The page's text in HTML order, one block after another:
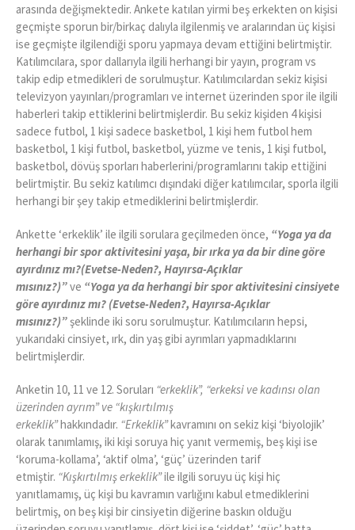
arasında değişmektedir. Ankete katılan yirmi beş erkekten on kişisi
geçmişte sporun bir/birkaç dalıyla ilgilenmiş ve aralarından üç kişisi
ise geçmişte ilgilendiği sporu yapmaya devam ettiğini belirtmiştir.
Katılımcılara, spor dallarıyla ilgili herhangi bir yayın, program vs
takip edip etmedikleri de sorulmuştur. Katılımcılardan sekiz kişisi
televizyon yayınları/programları ve internet üzerinden spor ile ilgili
haberleri takip ettiklerini belirtmişlerdir. Bu sekiz kişiden 4 kişisi
sadece futbol, 1 kişi sadece basketbol, 1 kişi hem futbol hem
basketbol, 1 kişi futbol, basketbol, yüzme ve tenis, 1 kişi futbol,
basketbol, dövüş sporları haberlerini/programlarını takip ettiğini
belirtmiştir. Bu sekiz katılımcı dışındaki diğer katılımcılar, sporla ilgili
herhangi bir şey takip etmediklerini belirtmişlerdir.
Ankette ‘erkeklik’ ile ilgili sorulara geçilmeden önce, “Yoga ya da
herhangi bir spor aktivitesini yaşa, bir ırka ya da bir dine göre
ayırdınız mı?(Evetse-Neden?, Hayırsa-Açıklar
mısınız?)”ve “Yoga ya da herhangi bir spor aktivitesini cinsiyete
göre ayırdınız mı? (Evetse-Neden?, Hayırsa-Açıklar
mısınız?)” şeklinde iki soru sorulmuştur. Katılımcıların hepsi,
yukarıdaki cinsiyet, ırk, din yaş gibi ayrımları yapmadıklarını
belirtmişlerdir.
Anketin 10, 11 ve 12. Soruları “erkeklik”, “erkeksi ve kadınsı olan
üzerinden ayrım” ve “kışkırtılmış
erkeklik”hakkındadır. “Erkeklik”kavramını on sekiz kişi ‘biyolojik’
olarak tanımlamış, iki kişi soruya hiç yanıt vermemiş, beş kişi ise
‘koruma-kollama’, ‘aktif olma’, ‘güç’ üzerinden tarif
etmiştir. “Kışkırtılmış erkeklik”ile ilgili soruyu üç kişi hiç
yanıtlamamış, üç kişi bu kavramın varlığını kabul etmediklerini
belirtmiş, on beş kişi bir cinsiyetin diğerine baskın olduğu